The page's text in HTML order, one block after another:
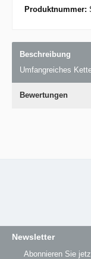
Produktnummer:
Beschreibung
Umfangreiches
Bewertungen
Newsletter
Abonnieren Sie